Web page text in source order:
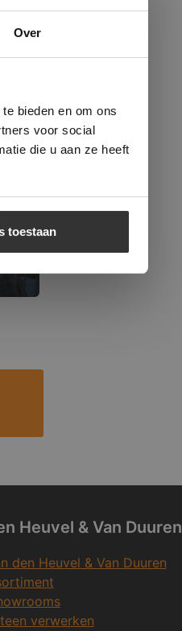
Over
bieden en om ons
voor social
die u aan ze heeft
toestaan
Heuvel & Van Duuren
den Heuvel & Van Duuren
verwerken
×